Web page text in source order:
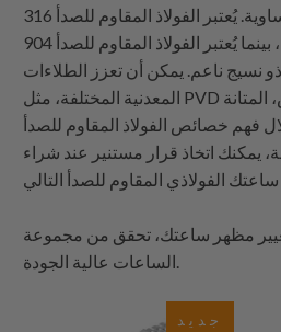
متساوية. يُعتبر الفولاذ المقاوم للصدأ 316L خيارًا شائعًا لمقاومته
للتآكل ومتانته، بينما يُعتبر الفولاذ المقاوم للصدأ 904L أكثر
نسيج ناعم. يمكن أن تعزز الطلاءات
المعدنية المختلفة، مثل PVD والكربون الشبيه بالماس، المتانة
فهم خصائص الفولاذ المقاوم للصدأ
يمكنك اتخاذ قرار مستنير عند شراء
الساعات عالية الجودة.
جديد